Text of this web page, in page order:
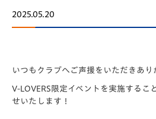
2025.05.20
いつもクラブへご声援をいただきあり
V-LOVERS限定イベントを実施するこ
せいたします！